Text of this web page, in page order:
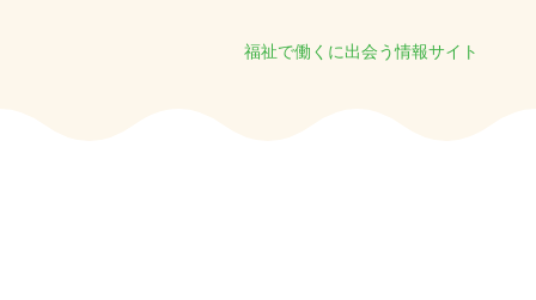
福祉で働くに出会う情報サイト